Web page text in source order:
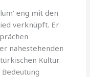
eng mit den
verknüpft. Er
nahestehenden
Kultur